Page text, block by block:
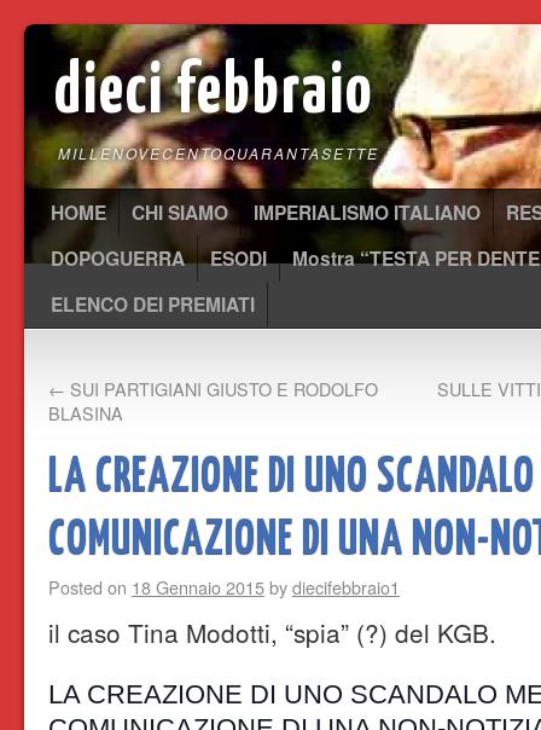
dieci febbraio
MILLENOVECENTOQUARANTASETTE
HOME CHI SIAMO IMPERIALISMO ITALIANO
DOPOGUERRA
ESODI
Mostra “TESTA PER
ELENCO DEI PREMIATI
← SUI PARTIGIANI GIUSTO E RODOLFO
BLASINA
SULLE
LA CREAZIONE DI UNO
COMUNICAZIONE DI UNA NON-
Posted on 18 Gennaio 2015bydiecifebbraio1
il caso Tina Modotti, “spia” (?) del KGB.
LA CREAZIONE DI UNO SCANDALO